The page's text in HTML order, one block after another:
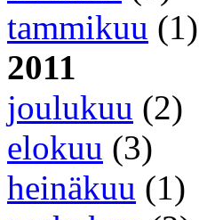
tammikuu (1)
2011
joulukuu (2)
elokuu (3)
heinäkuu (1)